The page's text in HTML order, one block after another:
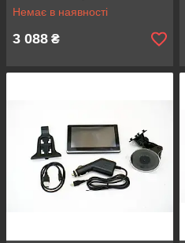
Немає в наявності
3 088 ₴